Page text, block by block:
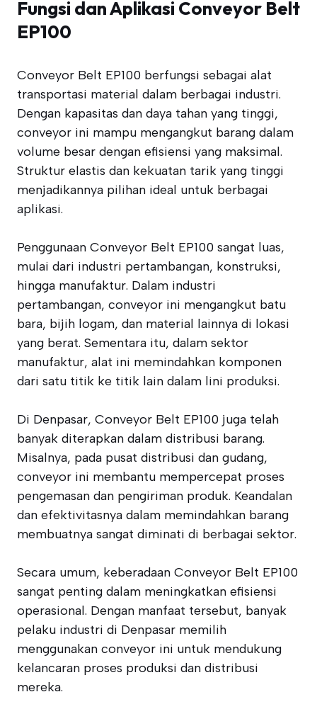
Fungsi dan Aplikasi Conveyor Belt
EP100
Conveyor Belt EP100 berfungsi sebagai alat
transportasi material dalam berbagai industri.
Dengan kapasitas dan daya tahan yang tinggi,
conveyor ini mampu mengangkut barang dalam
volume besar dengan efisiensi yang maksimal.
Struktur elastis dan kekuatan tarik yang tinggi
menjadikannya pilihan ideal untuk berbagai
aplikasi.
Penggunaan Conveyor Belt EP100 sangat luas,
mulai dari industri pertambangan, konstruksi,
hingga manufaktur. Dalam industri
pertambangan, conveyor ini mengangkut batu
bara, bijih logam, dan material lainnya di lokasi
yang berat. Sementara itu, dalam sektor
manufaktur, alat ini memindahkan komponen
dari satu titik ke titik lain dalam lini produksi.
Di Denpasar, Conveyor Belt EP100 juga telah
banyak diterapkan dalam distribusi barang.
Misalnya, pada pusat distribusi dan gudang,
conveyor ini membantu mempercepat proses
pengemasan dan pengiriman produk. Keandalan
dan efektivitasnya dalam memindahkan barang
membuatnya sangat diminati di berbagai sektor.
Secara umum, keberadaan Conveyor Belt EP100
sangat penting dalam meningkatkan efisiensi
operasional. Dengan manfaat tersebut, banyak
pelaku industri di Denpasar memilih
menggunakan conveyor ini untuk mendukung
kelancaran proses produksi dan distribusi
mereka.